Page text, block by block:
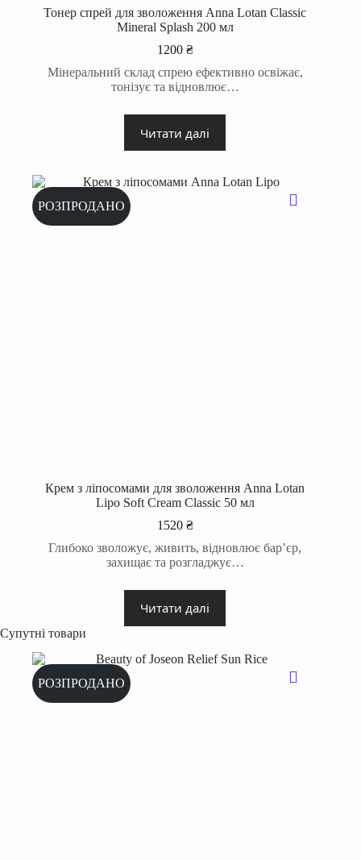
Тонер спрей для зволоження Anna Lotan Classic
Mineral Splash 200 мл
1200 ₴
Мінеральний склад спрею ефективно освіжає,
тонізує та відновлює…
Читати далі
РОЗПРОДАНО
Крем з ліпоcомами для зволоження Anna Lotan
Lipo Soft Cream Classic 50 мл
1520 ₴
Глибоко зволожує, живить, відновлює бар’єр,
захищає та розгладжує…
Читати далі
Супутні товари
РОЗПРОДАНО